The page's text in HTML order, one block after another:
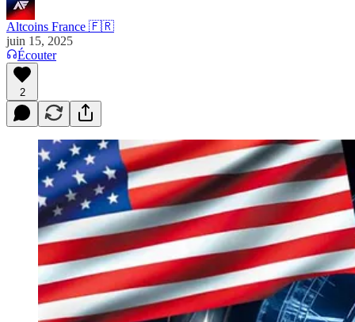
Altcoins France 🇫🇷
juin 15, 2025
Écouter
2